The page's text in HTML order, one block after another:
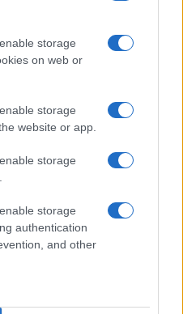
storage
on web or
storage
website or app.
storage
storage
authentication
and other
$1,919.10
$0.999